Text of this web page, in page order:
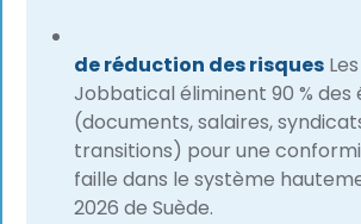
de réduction des risques
Jobbatical éliminent 90 % des
(documents, salaires,
transitions) pour une
faille dans le système
2026 de Suède.